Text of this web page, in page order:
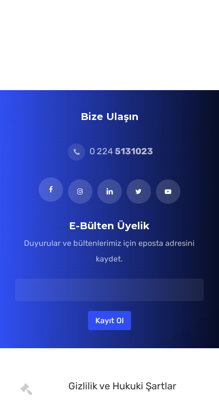
Bize Ulaşın
0 2245131023
E-Bülten Üyelik
Duyurular ve bültenlerimiz için eposta adresini
kaydet.
Gizlilik ve Hukuki Şartlar